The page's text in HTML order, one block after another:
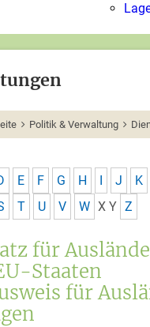
Politik & Verwaltung
E F G H I J K
T U V W X Y Z
für
Staaten
für